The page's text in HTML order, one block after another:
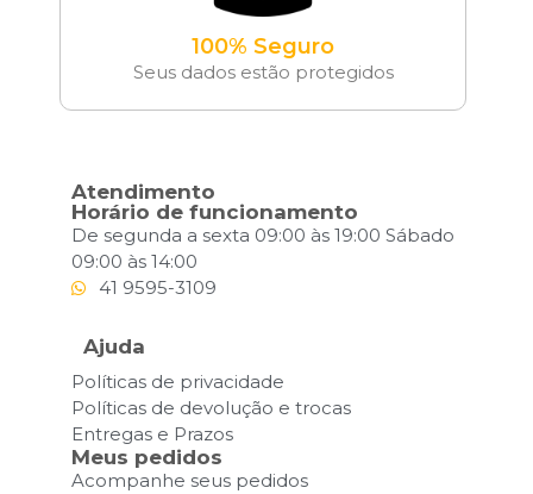
100% Seguro
Seus dados estão protegidos
Atendimento
Horário de funcionamento
De segunda a sexta 09:00 às 19:00 Sábado
09:00 às 14:00
41 9595-3109
Ajuda
Políticas de privacidade
Políticas de devolução e trocas
Entregas e Prazos
Meus pedidos
Acompanhe seus pedidos